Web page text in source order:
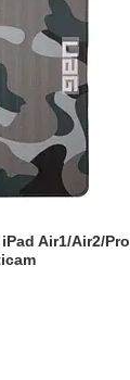
Air1/Air2/Pro